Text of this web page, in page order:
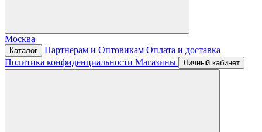
Москва
Каталог Партнерам и Оптовикам Оплата и доставка
Политика конфиденциальности Магазины Личный кабинет